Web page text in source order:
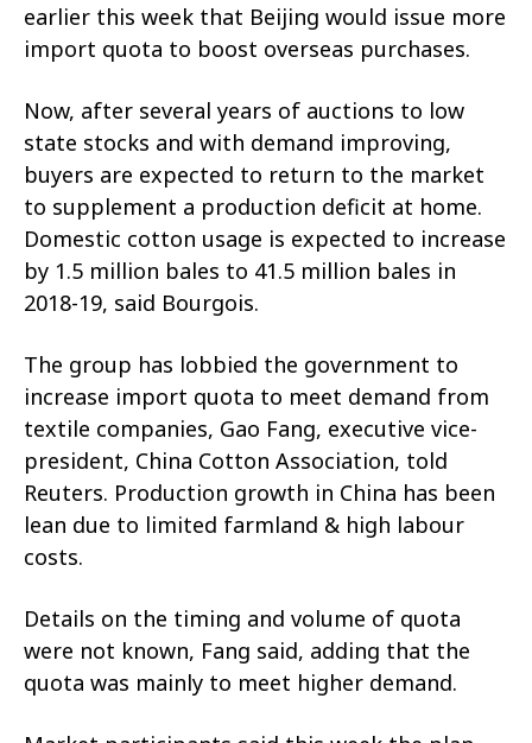
earlier this week that Beijing would issue more
import quota to boost overseas purchases.
Now, after several years of auctions to low
state stocks and with demand improving,
buyers are expected to return to the market
to supplement a production deficit at home.
Domestic cotton usage is expected to increase
by 1.5 million bales to 41.5 million bales in
2018-19, said Bourgois.
The group has lobbied the government to
increase import quota to meet demand from
textile companies, Gao Fang, executive vice-
president, China Cotton Association, told
Reuters. Production growth in China has been
lean due to limited farmland & high labour
costs.
Details on the timing and volume of quota
were not known, Fang said, adding that the
quota was mainly to meet higher demand.